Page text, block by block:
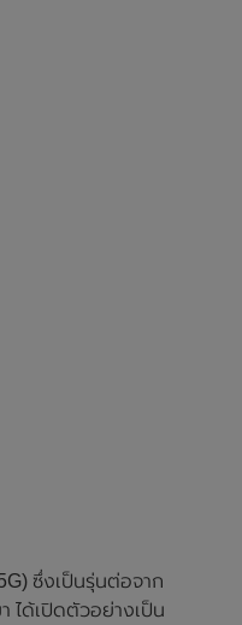
ซึ่งเป็นรุ่นต่อจาก
ได้เปิดตัวอย่างเป็น